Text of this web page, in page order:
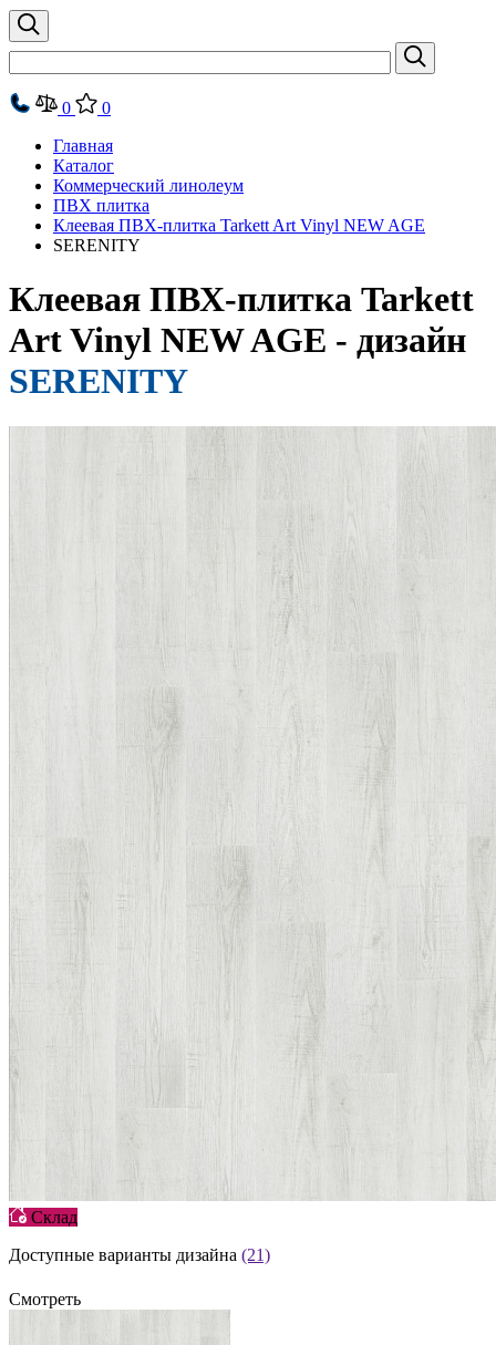
0
0
Главная
Каталог
Коммерческий линолеум
ПВХ плитка
Клеевая ПВХ-плитка Tarkett Art Vinyl NEW AGE
SERENITY
Клеевая ПВХ-плитка Tarkett
Art Vinyl NEW AGE - дизайн
SERENITY
Склад
Доступные варианты дизайна (21)
Смотреть